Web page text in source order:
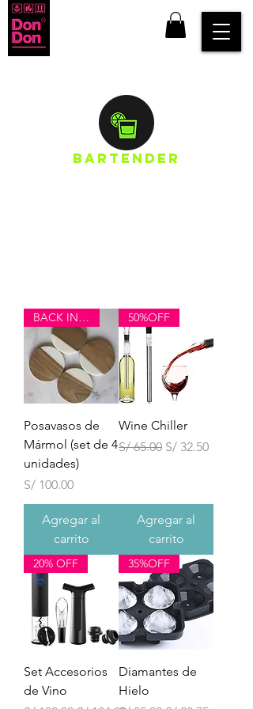
BARTENDER
BACK IN STOCK
Posavasos de
Mármol (set de 4
unidades)
Precio
S/ 100.00
Agregar al
carrito
50%OFF
Wine Chiller
Precio
S/ 65.00 Precio de oferta
S/ 32.50
Agregar al
carrito
20% OFF
Set Accesorios
de Vino
35%OFF
Diamantes de
Hielo